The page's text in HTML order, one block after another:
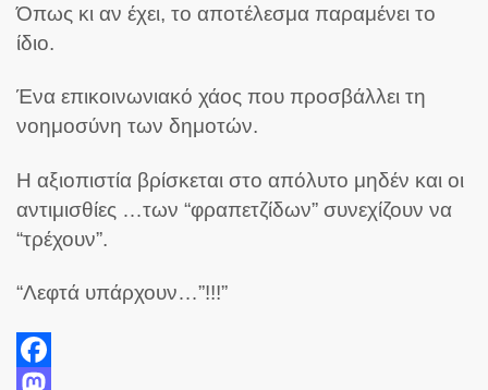
Όπως κι αν έχει, το αποτέλεσμα παραμένει το
ίδιο.
Ένα επικοινωνιακό χάος που προσβάλλει τη
νοημοσύνη των δημοτών.
Η αξιοπιστία βρίσκεται στο απόλυτο μηδέν και οι
αντιμισθίες …των “φραπετζίδων” συνεχίζουν να
“τρέχουν”.
“Λεφτά υπάρχουν…”!!!”
Facebook